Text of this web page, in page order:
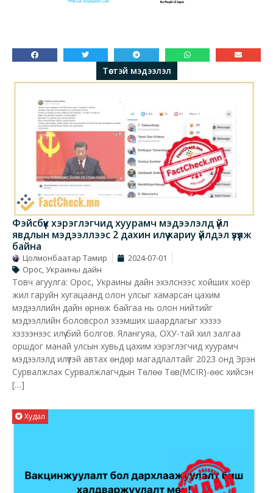
Төстэй мэдээлэл
Фэйсбүүк хэрэглэгчид хуурамч мэдээлэлд үйл
явдлын мэдээллээс 2 дахин илүү хариу үйлдэл үзүүлж
байна
Цолмонбаатар Тамир
2024-07-01
Орос, Украины дайн
Товч агуулга: Орос, Украины дайн эхэлснээс хойших хоёр
жил гаруйн хугацаанд олон улсыг хамарсан цахим
мэдээллийн дайн өрнөж байгаа нь олон нийтийг
мэдээллийн боловсрол эзэмших шаардлагыг хэзээ
хэзээнээс илүү бий болгов. Ялангуяа, ОХУ-тай хил залгаа
оршдог манай улсын хувьд цахим хэрэглэгчид хуурамч
мэдээлэлд илүүтэй автах өндөр магадлалтайг 2023 онд Эрэн
Сурвалжлах Сурвалжлагчдын Төлөө Төв(MCIR)-өөс хийсэн
[…]
Худал